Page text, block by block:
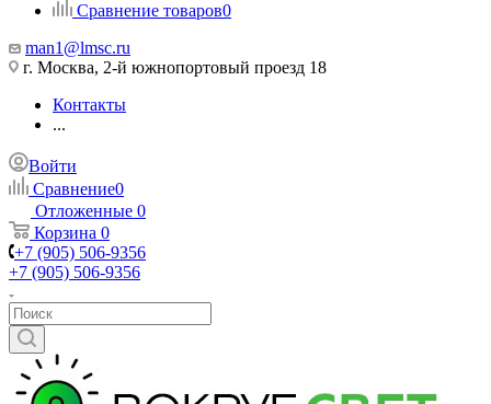
Сравнение товаров0
man1@lmsc.ru
г. Москва, 2-й южнопортовый проезд 18
Контакты
...
Войти
Сравнение0
Отложенные 0
Корзина 0
+7 (905) 506-9356
+7 (905) 506-9356